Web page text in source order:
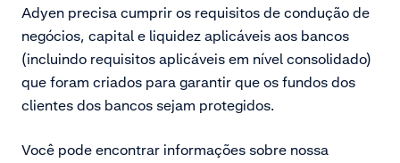
Adyen precisa cumprir os requisitos de condução de
negócios, capital e liquidez aplicáveis aos bancos
(incluindo requisitos aplicáveis em nível consolidado)
que foram criados para garantir que os fundos dos
clientes dos bancos sejam protegidos.
Você pode encontrar informações sobre nossa